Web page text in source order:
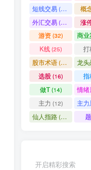
短线交易(40) 概
外汇交易(37) 涨
游资(32) 商
K线(25) 打
股市术语(21) 龙
选股(16)
做T(14) 情
主力 (12) 主
仙人指路(10)
开启精彩搜索